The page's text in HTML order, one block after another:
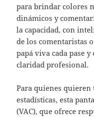
para brindar colores
dinámicos y
la capacidad, con
de los comentaristas
papá viva cada pase
claridad profesional.
Para quienes quieren
estadísticas, esta
(VAC), que ofrece